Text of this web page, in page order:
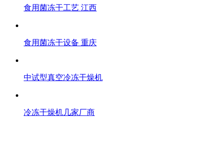
食用菌冻干工艺 江西
食用菌冻干设备 重庆
中试型真空冷冻干燥机
冷冻干燥机几家厂商